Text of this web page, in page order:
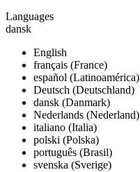
Languages
dansk
English
français (France)
español (Latinoamérica)
Deutsch (Deutschland)
dansk (Danmark)
Nederlands (Nederland)
italiano (Italia)
polski (Polska)
português (Brasil)
svenska (Sverige)